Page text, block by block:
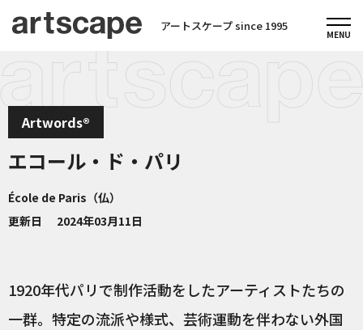
アートスケープ since 1995
Artwords®
エコール・ド・パリ
École de Paris（仏）
更新日
2024年03月11日
1920年代パリで制作活動をしたアーティストたちの
一群。特定の流派や様式、芸術運動を伴わない外国